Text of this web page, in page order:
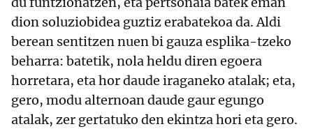
dion soluziobidea guztiz erabatekoa da. Aldi
berean sentitzen nuen bi gauza esplika-tzeko
beharra: batetik, nola heldu diren egoera
horretara, eta hor daude iraganeko atalak; eta,
gero, modu alternoan daude gaur egungo
atalak, zer gertatuko den ekintza hori eta gero.